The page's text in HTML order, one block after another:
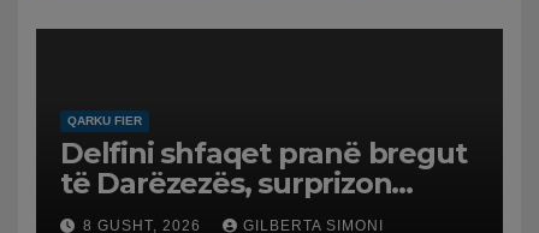
QARKU FIER
Delfini shfaqet pranë bregut
të Darëzezës, surprizon
pushuesit dhe banorët
8 GUSHT, 2026 GILBERTA SIMONI